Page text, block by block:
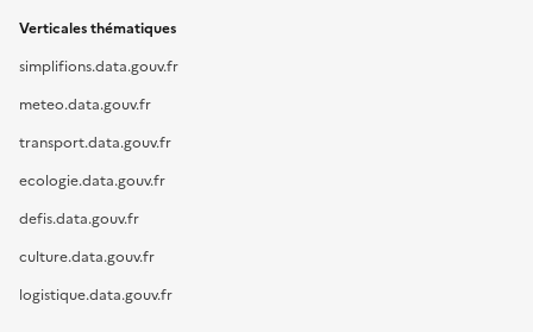
Verticales thématiques
simplifions.data.gouv.fr
meteo.data.gouv.fr
transport.data.gouv.fr
ecologie.data.gouv.fr
defis.data.gouv.fr
culture.data.gouv.fr
logistique.data.gouv.fr